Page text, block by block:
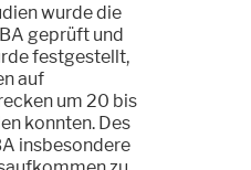
wurde die
geprüft und
festgestellt,
auf
um 20 bis
konnten. Des
insbesondere